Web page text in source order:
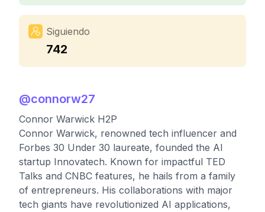
Siguiendo
742
@connorw27
Connor Warwick H2P
Connor Warwick, renowned tech influencer and
Forbes 30 Under 30 laureate, founded the AI
startup Innovatech. Known for impactful TED
Talks and CNBC features, he hails from a family
of entrepreneurs. His collaborations with major
tech giants have revolutionized AI applications,